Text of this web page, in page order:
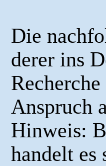
Die
derer ins
Anspruch
Hinweis: B
handelt es